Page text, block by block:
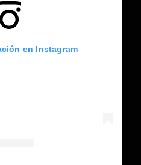
en Instagram